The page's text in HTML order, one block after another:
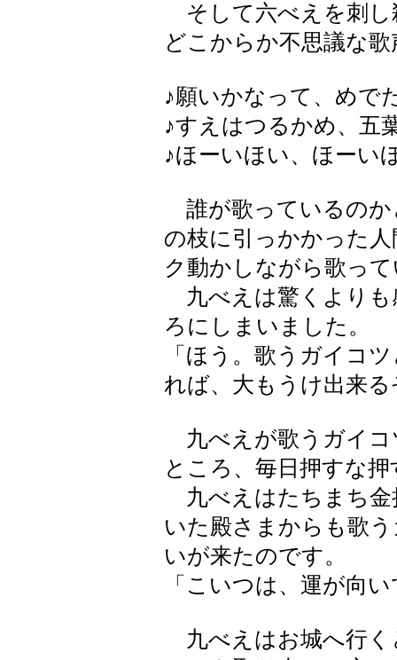
そして六べえを刺し
どこからか不思議な
♪願いかなって、めで
♪すえはつるかめ、五
♪ほーいほい、ほーい
誰が歌っているのか
の枝に引っかかった
ク動かしながら歌っ
九べえは驚くよりも
ろにしまいました。
「ほう。歌うガイコ
れば、大もうけ出来る
九べえが歌うガイコ
ところ、毎日押すな
九べえはたちまち金
いた殿さまからも歌
いが来たのです。
「こいつは、運が向
九べえはお城へ行く